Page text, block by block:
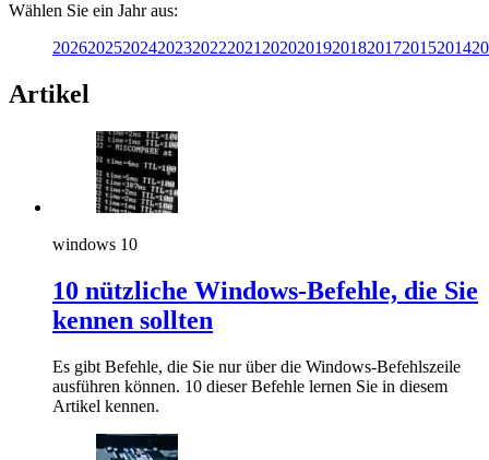
Wählen Sie ein Jahr aus:
202620252024202320222021 202020192018201720152014
Artikel
windows 10
10 nützliche Windows-Befehle, die Sie
kennen sollten
Es gibt Befehle, die Sie nur über die Windows-Befehlszeile
ausführen können. 10 dieser Befehle lernen Sie in diesem
Artikel kennen.